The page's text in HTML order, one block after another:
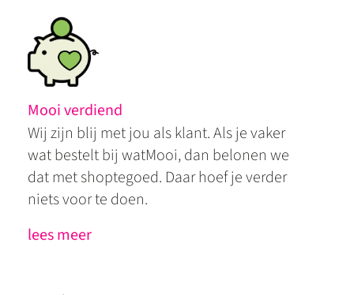
Mooi verdiend
Wij zijn blij met jou als klant. Als je vaker
wat bestelt bij watMooi, dan belonen we
dat met shoptegoed. Daar hoef je verder
niets voor te doen.
lees meer